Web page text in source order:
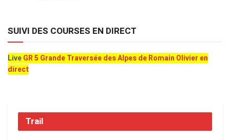
SUIVI DES COURSES EN DIRECT
LiveGR 5 Grande Traversée des Alpes de Romain Olivier en
direct
Trail